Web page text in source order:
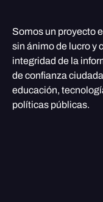
Somos un proyecto
sin ánimo de lucro y
integridad de la
de confianza
educación,
políticas públicas.